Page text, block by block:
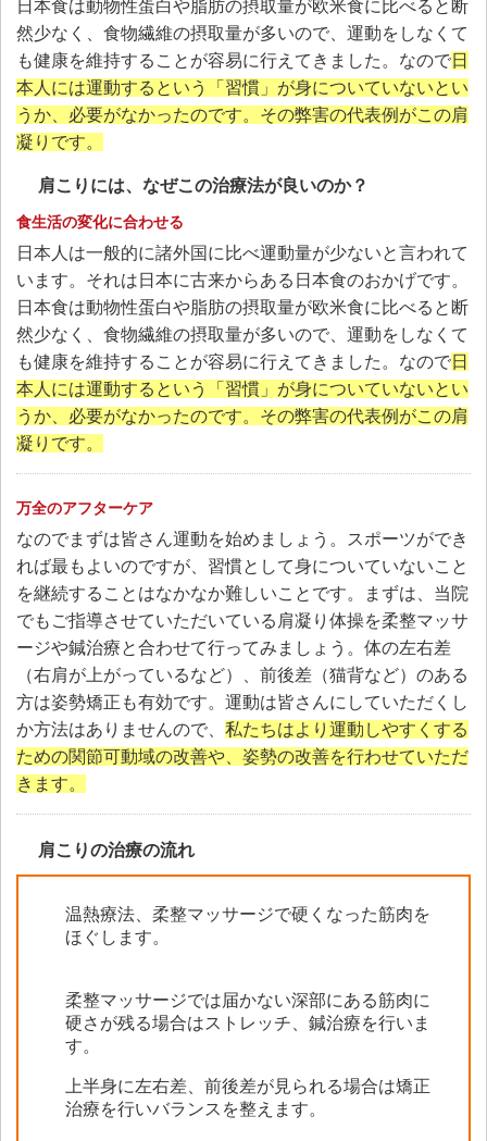
日本食は動物性蛋白や脂肪の摂取量が欧米食に比べると断
然少なく、食物繊維の摂取量が多いので、運動をしなくて
も健康を維持することが容易に行えてきました。なので日
本人には運動するという「習慣」が身についていないとい
うか、必要がなかったのです。その弊害の代表例がこの肩
凝りです。
肩こりには、なぜこの治療法が良いのか？
食生活の変化に合わせる
日本人は一般的に諸外国に比べ運動量が少ないと言われて
います。それは日本に古来からある日本食のおかげです。
日本食は動物性蛋白や脂肪の摂取量が欧米食に比べると断
然少なく、食物繊維の摂取量が多いので、運動をしなくて
も健康を維持することが容易に行えてきました。なので日
本人には運動するという「習慣」が身についていないとい
うか、必要がなかったのです。その弊害の代表例がこの肩
凝りです。
万全のアフターケア
なのでまずは皆さん運動を始めましょう。スポーツができ
れば最もよいのですが、習慣として身についていないこと
を継続することはなかなか難しいことです。まずは、当院
でもご指導させていただいている肩凝り体操を柔整マッサ
ージや鍼治療と合わせて行ってみましょう。体の左右差
（右肩が上がっているなど）、前後差（猫背など）のある
方は姿勢矯正も有効です。運動は皆さんにしていただくし
か方法はありませんので、 私たちはより運動しやすくする
ための関節可動域の改善や、姿勢の改善を行わせていただ
きます。
肩こりの治療の流れ
温熱療法、柔整マッサージで硬くなった筋肉を
ほぐします。
柔整マッサージでは届かない深部にある筋肉に
硬さが残る場合はストレッチ、鍼治療を行いま
す。
上半身に左右差、前後差が見られる場合は矯正
治療を行いバランスを整えます。